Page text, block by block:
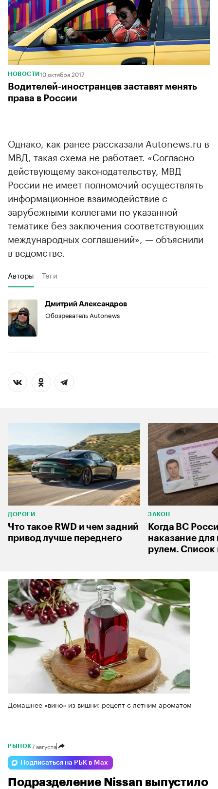
НОВОСТИ 10 октября 2017
Водителей-иностранцев заставят менять
права в России
Однако, как ранее рассказали Autonews.ru в
МВД, такая схема не работает. «Согласно
действующему законодательству, МВД
России не имеет полномочий осуществлять
информационное взаимодействие с
зарубежными коллегами по указанной
тематике без заключения соответствующих
международных соглашений», — объяснили
в ведомстве.
Авторы Теги
Дмитрий Александров
Обозреватель Autonews
ДОРОГИ
Что такое RWD и чем задний
привод лучше переднего
ЗАКОН
Когда ВС
наказание для
рулем.
Домашнее «вино» из вишни: рецепт с летним ароматом
РЫНОК7 августа
Подписаться на РБК в Max
Подразделение Nissan выпустило